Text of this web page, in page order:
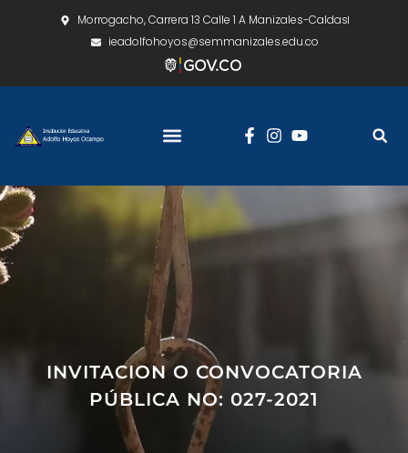
Morrogacho, Carrera 13 Calle 1 A Manizales-Caldas
ieadolfohoyos@semmanizales.edu.co
INVITACION O CONVOCATORIA
PÚBLICA NO: 027-2021